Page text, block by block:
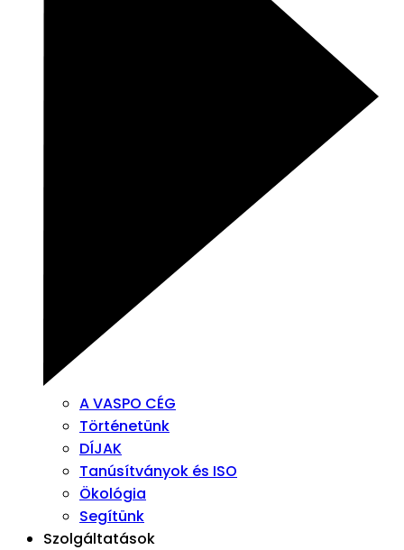
A VASPO CÉG
Történetünk
DÍJAK
Tanúsítványok és ISO
Ökológia
Segítünk
Szolgáltatások